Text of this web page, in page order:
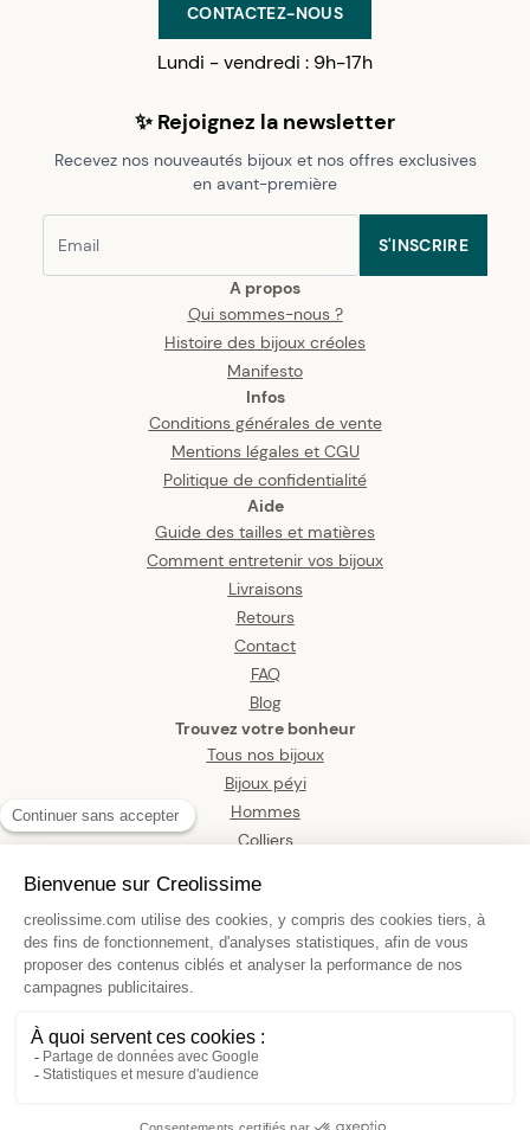
Collier Plaqué Or Chaîne 1.3mm Arbre
du Voyageur 18*17mm Zirconium 38 A
A propos
Qui sommes-nous ?
Histoire des bijoux créoles
Manifesto
Infos
Conditions générales de vente
Mentions légales et CGU
Politique de confidentialité
Aide
Guide des tailles et matières
Comment entretenir vos bijoux
Livraisons
Retours
Contact
FAQ
Blog
Trouvez votre bonheur
Tous nos bijoux
Bijoux péyi
Hommes
Colliers
Bracelets
Pendentifs
Bagues
CONTACTEZ-NOUS
Lundi - vendredi : 9h-17h
✨ Rejoignez la newsletter
Recevez nos nouveautés bijoux et nos offres exclusives
en avant-première
S'INSCRIRE